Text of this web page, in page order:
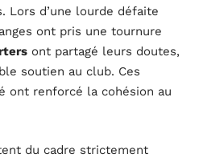
Lors d’une lourde défaite
ont pris une tournure
ont partagé leurs doutes,
soutien au club. Ces
ont renforcé la cohésion au
du cadre strictement